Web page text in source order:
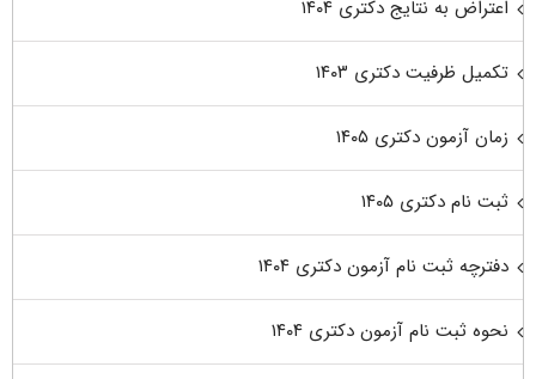
اعتراض به نتایج دکتری ۱۴۰۴
تکمیل ظرفیت دکتری ۱۴۰۳
زمان آزمون دکتری ۱۴۰۵
ثبت نام دکتری ۱۴۰۵
دفترچه ثبت نام آزمون دکتری ۱۴۰۴
نحوه ثبت نام آزمون دکتری ۱۴۰۴